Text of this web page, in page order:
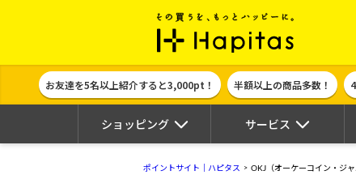
ポイント貯
お友達を5名以上紹介すると3,000pt！ 半額以上の商品多数！
ショッピング サービス
ポイントサイト｜ハピタス OKJ（オーケーコイン・ジャ